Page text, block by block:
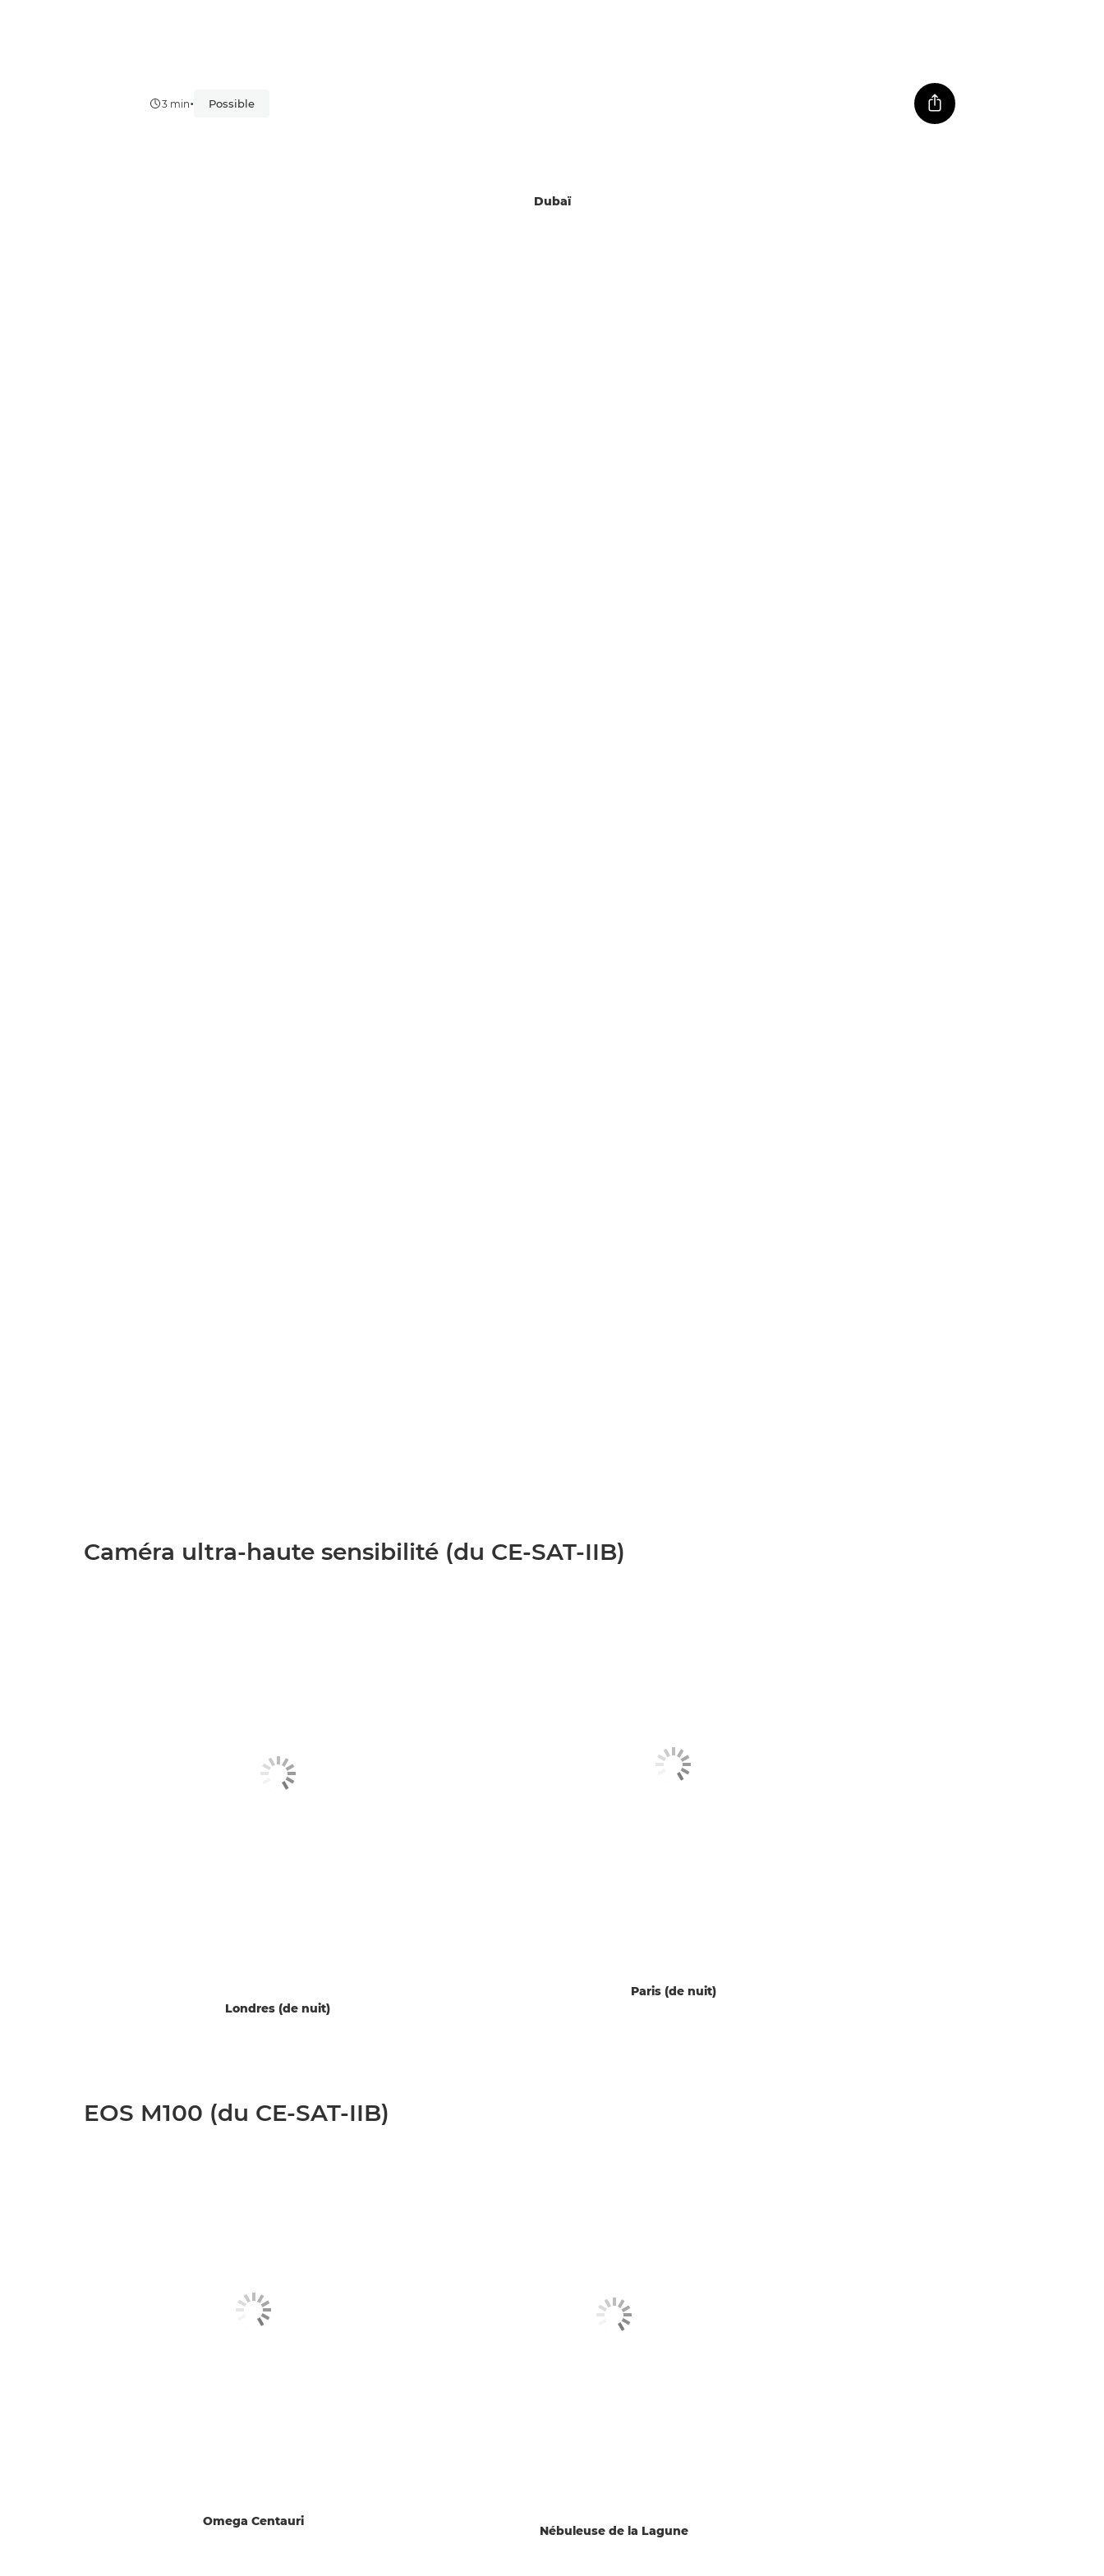
3 min• Possible
Dubaï
Caméra ultra-haute sensibilité (du CE-SAT-IIB)
Londres (de nuit)
Paris (de nuit)
EOS M100 (du CE-SAT-IIB)
Omega Centauri
Nébuleuse de la Lagune